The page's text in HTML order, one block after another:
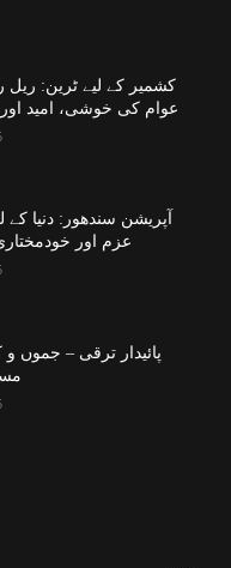
کشمیر کے لیے ٹرین:
عوام کی خوشی، امید اور
آپریشن سندھور: دنیا کے
عزم اور
پائیدار ترقی – جموں